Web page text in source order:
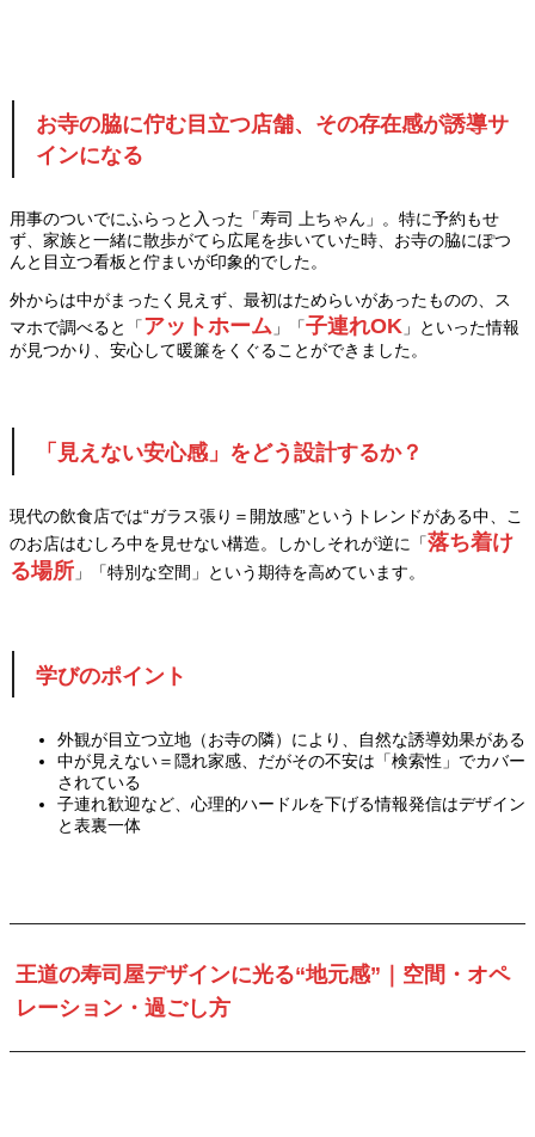
お寺の脇に佇む目立つ店舗、その存在感が誘導サ
インになる
用事のついでにふらっと入った「寿司 上ちゃん」。特に予約もせ
ず、家族と一緒に散歩がてら広尾を歩いていた時、お寺の脇にぽつ
んと目立つ看板と佇まいが印象的でした。
外からは中がまったく見えず、最初はためらいがあったものの、ス
マホで調べると「アットホーム 」「子連れOK 」といった情報
が見つかり、安心して暖簾をくぐることができました。
「見えない安心感」をどう設計するか？
現代の飲食店では“ガラス張り＝開放感”というトレンドがある中、こ
のお店はむしろ中を見せない構造。しかしそれが逆に「落ち着け
る場所 」「特別な空間」という期待を高めています。
学びのポイント
外観が目立つ立地（お寺の隣）により、自然な誘導効果がある
中が見えない＝隠れ家感、だがその不安は「検索性」でカバー
されている
子連れ歓迎など、心理的ハードルを下げる情報発信はデザイン
と表裏一体
王道の寿司屋デザインに光る“地元感”｜空間・オペ
レーション・過ごし方